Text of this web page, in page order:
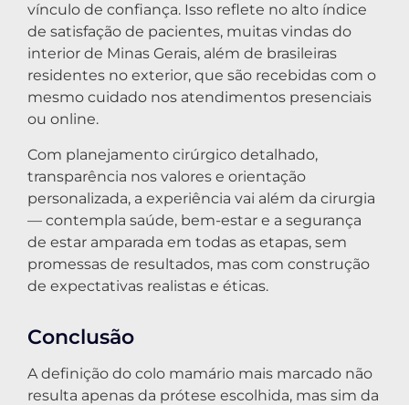
vínculo de confiança. Isso reflete no alto índice
de satisfação de pacientes, muitas vindas do
interior de Minas Gerais, além de brasileiras
residentes no exterior, que são recebidas com o
mesmo cuidado nos atendimentos presenciais
ou online.
Com planejamento cirúrgico detalhado,
transparência nos valores e orientação
personalizada, a experiência vai além da cirurgia
— contempla saúde, bem-estar e a segurança
de estar amparada em todas as etapas, sem
promessas de resultados, mas com construção
de expectativas realistas e éticas.
Conclusão
A definição do colo mamário mais marcado não
resulta apenas da prótese escolhida, mas sim da